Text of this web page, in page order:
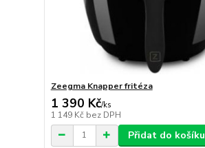
Zeegma Knapper fritéza
1 390 Kč/ks
1 149 Kč bez DPH
Přidat do košíku